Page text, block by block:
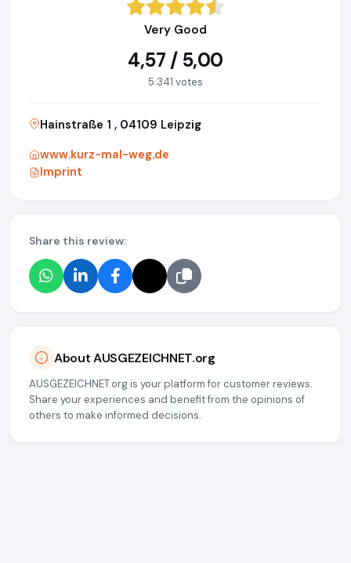
Very Good
4,57 / 5,00
5.341 votes
Hainstraße 1 , 04109 Leipzig
www.kurz-mal-weg.de
Imprint
Share this review:
About AUSGEZEICHNET.org
AUSGEZEICHNET.org is your platform for customer reviews.
Share your experiences and benefit from the opinions of
others to make informed decisions.